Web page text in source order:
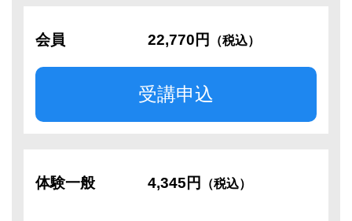
会員 22,770円 （税込）
受講申込
体験一般 4,345円 （税込）